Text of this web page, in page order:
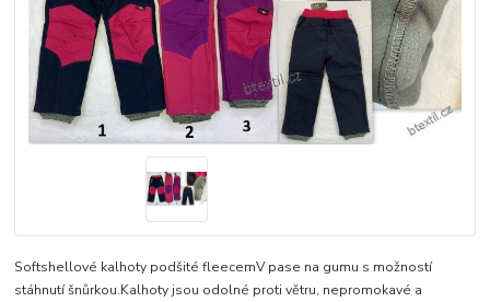
Softshellové kalhoty podšité fleecemV pase na gumu s možností
stáhnutí šnůrkou.Kalhoty jsou odolné proti větru, nepromokavé a